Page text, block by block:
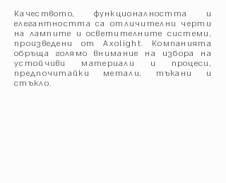
Качеството, функционалността и
елегантността са отличителни черти
на лампите и осветителните системи,
произведени от Axolight. Компанията
обръща голямо внимание на избора на
устойчиви материали и процеси,
предпочитайки метали, тъкани и
стъкло.